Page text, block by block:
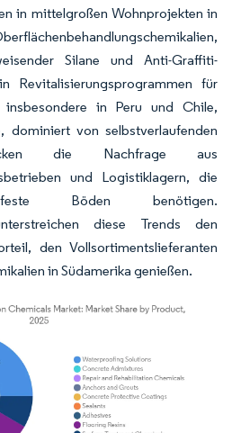
in mittelgroßen Wohnprojekten in
Silane und Anti-Graffiti-
Revitalisierungsprogrammen für
insbesondere in Peru und Chile,
dominiert von selbstverlaufenden
die Nachfrage aus
und Logistiklagern, die
Böden benötigen.
diese Trends den
den Vollsortimentslieferanten
in Südamerika genießen.